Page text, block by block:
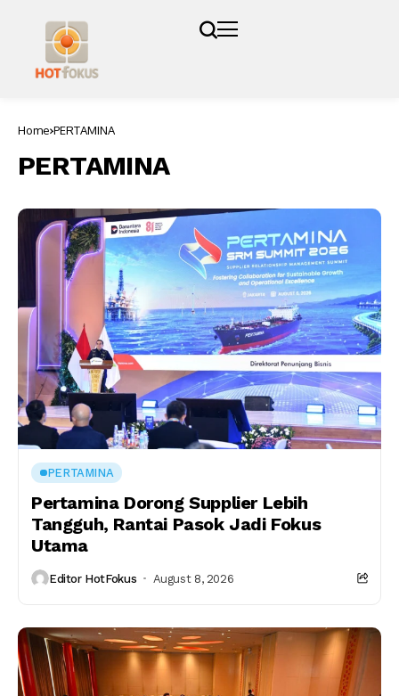
Home PERTAMINA
PERTAMINA
PERTAMINA
Pertamina Dorong Supplier Lebih
Tangguh, Rantai Pasok Jadi Fokus
Utama
Editor HotFokus August 8, 2026